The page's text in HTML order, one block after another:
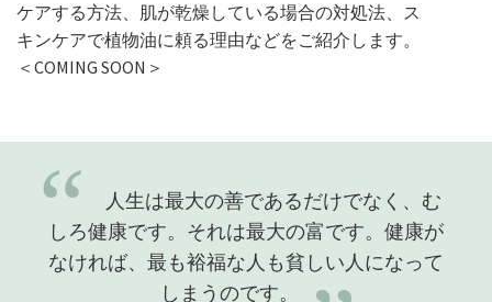
ケアする方法、肌が乾燥している場合の対処法、ス
キンケアで植物油に頼る理由などをご紹介します。
＜COMING SOON＞
“
人生は最大の善であるだけでなく、む
しろ健康です。それは最大の富です。健康が
なければ、最も裕福な人も貧しい人になって
しまうのです。